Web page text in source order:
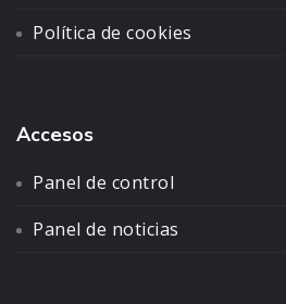
Política de cookies
Accesos
Panel de control
Panel de noticias